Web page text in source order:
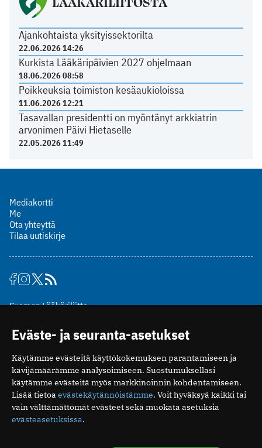
Ajankohtaista yksityissektorilta
22.06.2026 14:26
Kurkista Lääkäripäivien 2027 ohjelmaan
18.06.2026 08:58
Poikkeuksia toimiston kesäaukioloissa
11.06.2026 12:21
Tasavallan presidentti on myöntänyt arkkiatrin
arvonimen Päivi Hietaselle
22.05.2026 11:49
Mediakortti
Me
Ota yhteyttä
Tilaa uutiskirje
Suomen Lääkäriliitto
00510 Helsinki
puh. (09) 393 091
toimitus@potilaanlaakarilehti.fi
ISSN 2323-9476
Eväste- ja seuranta-asetukset
Käytämme evästeitä käyttökokemuksen parantamiseen ja
kävijämäärämme analysoimiseen. Suostumuksellasi
käytämme evästeitä myös markkinoinnin kohdentamiseen.
Lisää tietoa evästekäytännöistämme. Voit hyväksyä kaikki tai
vain välttämättömät evästeet sekä muokata asetuksia
evästeasetuksissa.